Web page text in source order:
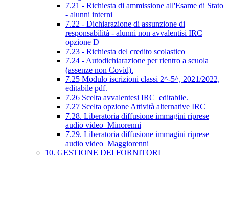
7.21 - Richiesta di ammissione all'Esame di Stato
- alunni interni
7.22 - Dichiarazione di assunzione di
responsabilità - alunni non avvalentisi IRC
opzione D
7.23 - Richiesta del credito scolastico
7.24 - Autodichiarazione per rientro a scuola
(assenze non Covid).
7.25 Modulo iscrizioni classi 2^-5^, 2021/2022,
editabile pdf.
7.26 Scelta avvalentesi IRC_editabile.
7.27 Scelta opzione Attività alternative IRC
7.28. Liberatoria diffusione immagini riprese
audio video_Minorenni
7.29. Liberatoria diffusione immagini riprese
audio video_Maggiorenni
10. GESTIONE DEI FORNITORI